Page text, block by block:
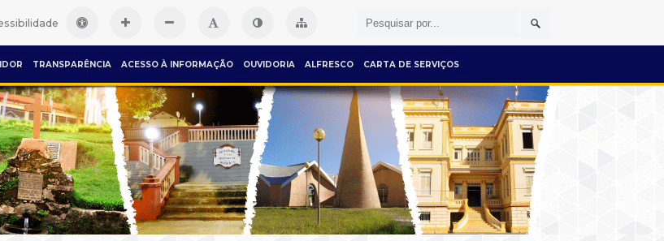
TRANSPARÊNCIA ACESSO À INFORMAÇÃO OUVIDORIA ALFRESCO CARTA DE SERVIÇOS